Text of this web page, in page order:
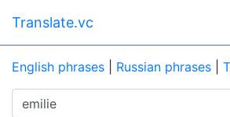
Translate.vc
English phrases Russian phrases